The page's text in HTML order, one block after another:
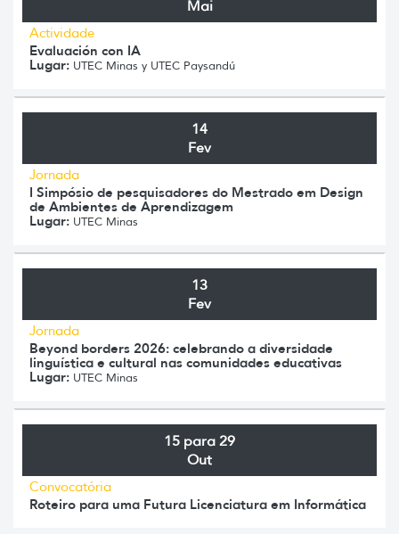
Mai
Actividade
Evaluación con IA
Lugar: UTEC Minas y UTEC Paysandú
14
Fev
Jornada
I Simpósio de pesquisadores do Mestrado em Design
de Ambientes de Aprendizagem
Lugar: UTEC Minas
13
Fev
Jornada
Beyond borders 2026: celebrando a diversidade
linguística e cultural nas comunidades educativas
Lugar: UTEC Minas
15 para 29
Out
Convocatória
Roteiro para uma Futura Licenciatura em Informática